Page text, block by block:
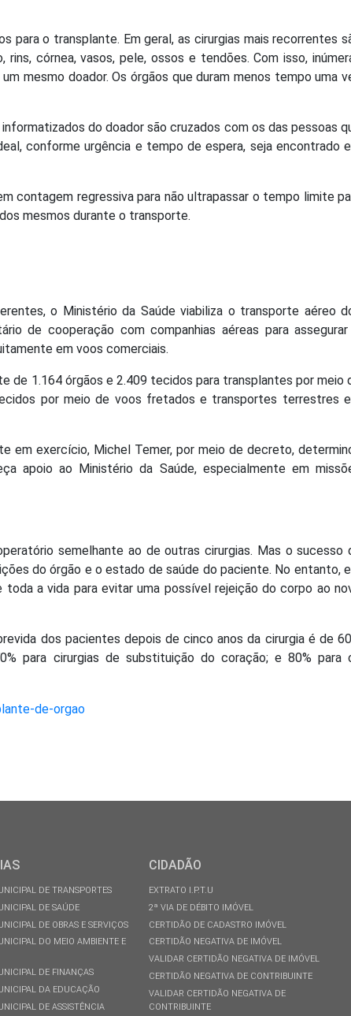
para o transplante. Em geral, as cirurgias mais recorrentes
córnea, vasos, pele, ossos e tendões. Com isso,
mesmo doador. Os órgãos que duram menos tempo uma
do doador são cruzados com os das pessoas
conforme urgência e tempo de espera, seja encontrado
contagem regressiva para não ultrapassar o tempo limite
mesmos durante o transporte.
o Ministério da Saúde viabiliza o transporte aéreo
de cooperação com companhias aéreas para
em voos comerciais.
de 1.164 órgãos e 2.409 tecidos para transplantes por meio
por meio de voos fretados e transportes terrestres
em exercício, Michel Temer, por meio de decreto,
apoio ao Ministério da Saúde, especialmente em
semelhante ao de outras cirurgias. Mas o sucesso
do órgão e o estado de saúde do paciente. No entanto,
a vida para evitar uma possível rejeição do corpo ao
dos pacientes depois de cinco anos da cirurgia é de
para cirurgias de substituição do coração; e 80% para
DE TRANSPORTES
DE SAÚDE
DE OBRAS E SERVIÇOS
DO MEIO AMBIENTE E
DE FINANÇAS
DA EDUCAÇÃO
DE ASSISTÊNCIA
CIDADÃO
EXTRATO I.P.T.U
2ª VIA DE DÉBITO IMÓVEL
CERTIDÃO DE CADASTRO IMÓVEL
CERTIDÃO NEGATIVA DE IMÓVEL
VALIDAR CERTIDÃO NEGATIVA DE IMÓVEL
CERTIDÃO NEGATIVA DE CONTRIBUINTE
VALIDAR CERTIDÃO NEGATIVA DE
CONTRIBUINTE